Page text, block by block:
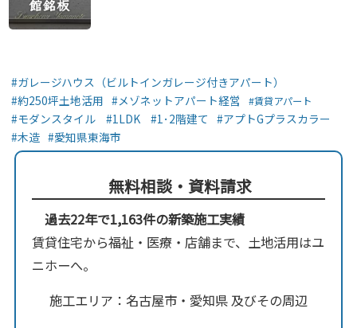
ガレージハウス（ビルトインガレージ付きアパート）
約250坪土地活用
メゾネットアパート経営 賃貸アパート
モダンスタイル 1LDK 1･2階建て
アプトGプラスカラー
木造
愛知県東海市
無料相談・資料請求
過去22年で1,163件の新築施工実績
賃貸住宅から福祉・医療・店舗まで、土地活用はユ
ニホーへ。
施工エリア：名古屋市・愛知県 及びその周辺